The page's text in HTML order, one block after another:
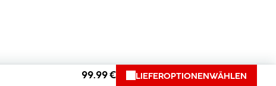
99.99 € LIEFEROPTIONEN WÄHLEN